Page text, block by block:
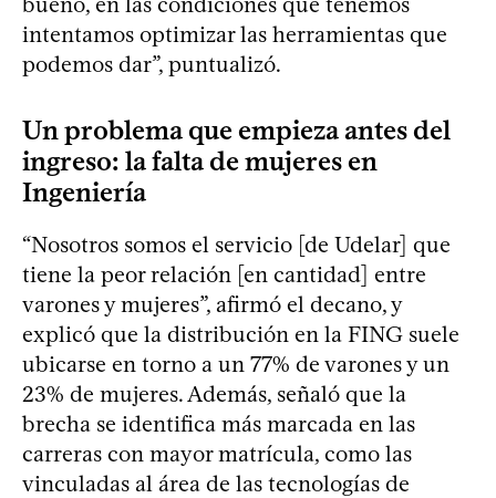
intentamos optimizar las herramientas que
podemos dar”, puntualizó.
Un problema que empieza antes del
ingreso: la falta de mujeres en
Ingeniería
“Nosotros somos el servicio [de Udelar] que
tiene la peor relación [en cantidad] entre
varones y mujeres”, afirmó el decano, y
explicó que la distribución en la FING suele
ubicarse en torno a un 77% de varones y un
23% de mujeres. Además, señaló que la
brecha se identifica más marcada en las
carreras con mayor matrícula, como las
vinculadas al área de las tecnologías de